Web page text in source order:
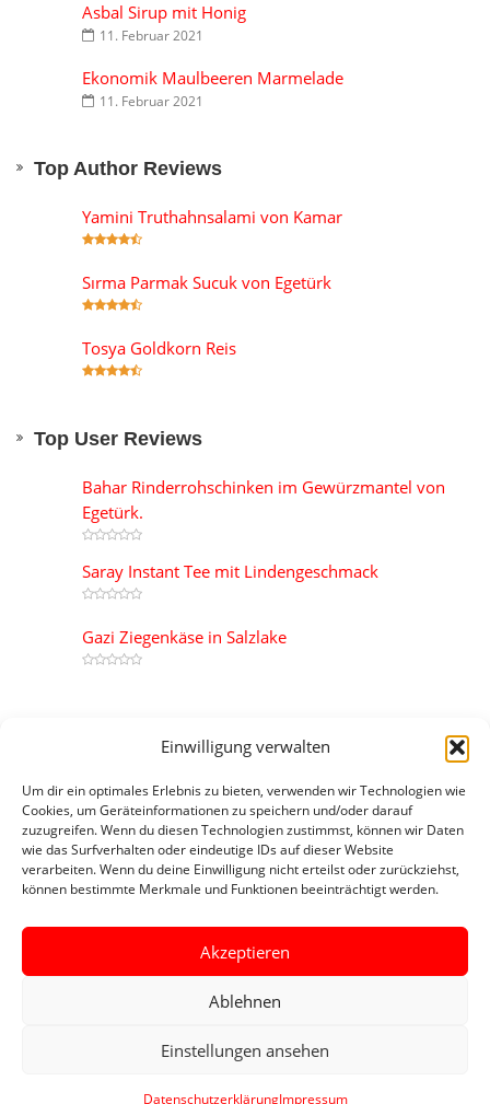
Einwilligung verwalten
Um dir ein optimales Erlebnis zu bieten, verwenden wir Technologien wie
Cookies, um Geräteinformationen zu speichern und/oder darauf
zuzugreifen. Wenn du diesen Technologien zustimmst, können wir Daten
wie das Surfverhalten oder eindeutige IDs auf dieser Website
verarbeiten. Wenn du deine Einwilligung nicht erteilst oder zurückziehst,
können bestimmte Merkmale und Funktionen beeinträchtigt werden.
Akzeptieren
Ablehnen
Einstellungen ansehen
DatenschutzerklärungImpressum
Asbal Sirup mit Honig
11. Februar 2021
Ekonomik Maulbeeren Marmelade
11. Februar 2021
Top Author Reviews
Yamini Truthahnsalami von Kamar
Sırma Parmak Sucuk von Egetürk
Tosya Goldkorn Reis
Top User Reviews
Bahar Rinderrohschinken im Gewürzmantel von
Egetürk.
Saray Instant Tee mit Lindengeschmack
Gazi Ziegenkäse in Salzlake
0
Yayla Ziegenkäse
0
0
Übersicht Beiträge 1|Übersicht Beiträge 2